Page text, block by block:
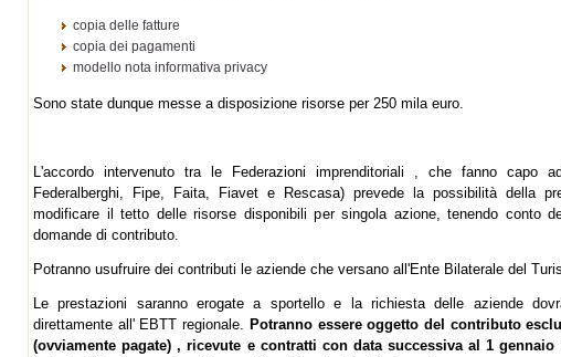
copia delle fatture
copia dei pagamenti
modello nota informativa privacy
Sono state dunque messe a disposizione risorse per 250 mila euro.
L'accordo intervenuto tra le Federazioni imprenditoriali , che fanno capo
Federalberghi, Fipe, Faita, Fiavet e Rescasa) prevede la possibilità della
modificare il tetto delle risorse disponibili per singola azione, tenendo conto
domande di contributo.
Potranno usufruire dei contributi le aziende che versano all'Ente Bilaterale del
Le prestazioni saranno erogate a sportello e la richiesta delle aziende
direttamente all' EBTT regionale. Potranno essere oggetto del contributo
(ovviamente pagate) , ricevute e contratti con data successiva al 1 gennaio